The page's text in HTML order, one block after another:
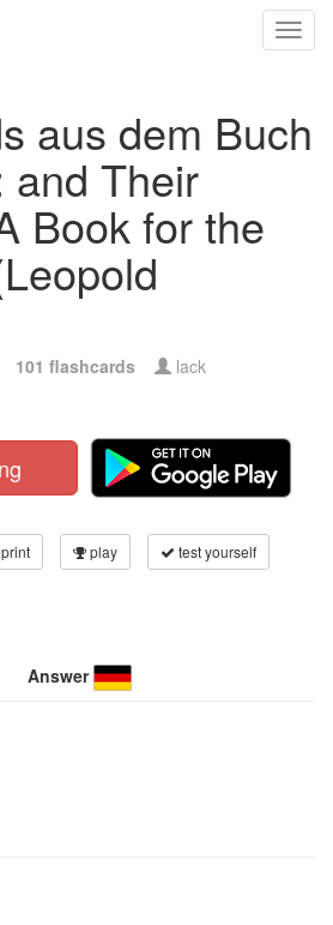
aus dem Buch
and Their
Book for the
101 flashcards lack
play test yourself
Answer